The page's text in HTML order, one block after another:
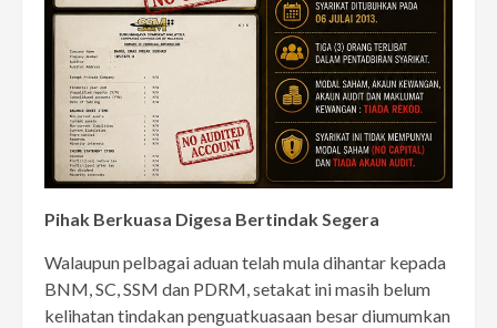
Pihak Berkuasa Digesa Bertindak Segera
Walaupun pelbagai aduan telah mula dihantar kepada
BNM, SC, SSM dan PDRM, setakat ini masih belum
kelihatan tindakan penguatkuasaan besar diumumkan